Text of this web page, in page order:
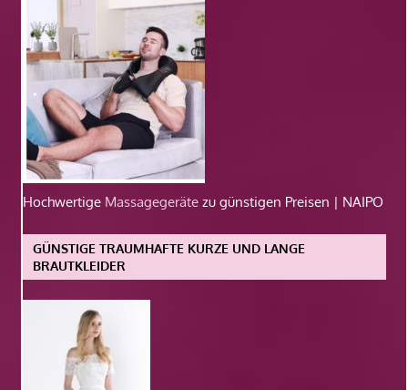
Hochwertige Massagegeräte zu günstigen Preisen | NAIPO
GÜNSTIGE TRAUMHAFTE KURZE UND LANGE
BRAUTKLEIDER